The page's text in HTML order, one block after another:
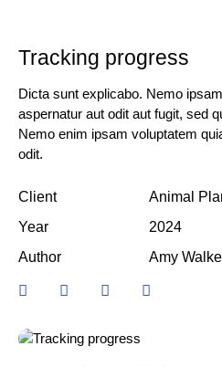
Tracking progress
Dicta sunt explicabo. Nemo
aspernatur aut odit aut fugit, sed
Nemo enim ipsam voluptatem
odit.
Client
Animal
Year
2024
Author
Amy